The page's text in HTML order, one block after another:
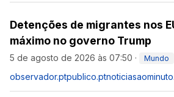
Detenções de migrantes nos
máximo no governo Trump
5 de agosto de 2026 às 07:50 · Mundo
observador.ptpublico.pt